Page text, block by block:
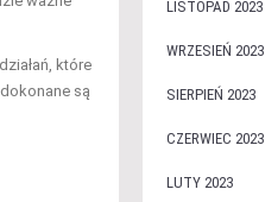
które
są
LISTOPAD 2023
WRZESIEŃ 2023
SIERPIEŃ 2023
CZERWIEC 2023
LUTY 2023